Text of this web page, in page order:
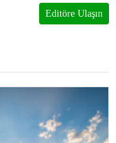
Editöre Ulaşın